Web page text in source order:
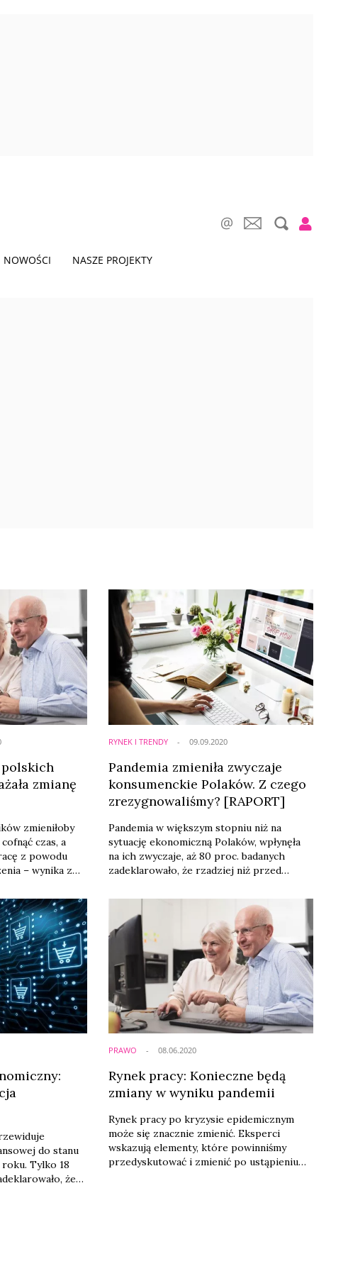
NOWOŚCI NASZE PROJEKTY
polskich
zmianę
zmieniłoby
czas, a
z powodu
– wynika z
do dobrobytu.
i klimacie
zatrudnieni
RYNEK I TRENDY
Pandemia zmieniła zwyczaje
konsumenckie Polaków. Z czego
zrezygnowaliśmy? [RAPORT]
Pandemia w większym stopniu niż na
sytuację ekonomiczną Polaków, wpłynęła
na ich zwyczaje, aż 80 proc. badanych
zadeklarowało, że rzadziej niż przed
kulturalnych i rozrywkowych – wynika z III
fali badania nastrojów gospodarstw
domowych Polskiego Funduszu Rozwoju i
Polskiego Instytutu Ekonomicznego.
09.09.2020
do stanu
Tylko 18
że
PRAWO
Rynek pracy: Konieczne będą
zmiany w wyniku pandemii
Rynek pracy po kryzysie epidemicznym
może się znacznie zmienić. Eksperci
wskazują elementy, które powinniśmy
przedyskutować i zmienić po ustąpieniu
08.06.2020